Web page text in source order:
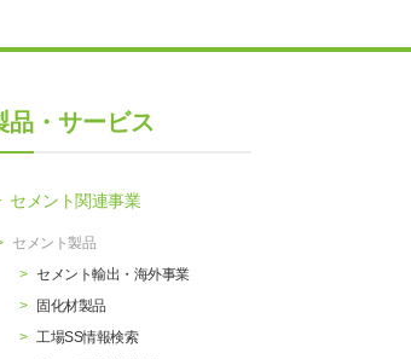
テリアリティ・SDGs
品・サービス
セメント関連事業
セメント製品
セメント輸出・海外事業
固化材製品
工場SS情報検索